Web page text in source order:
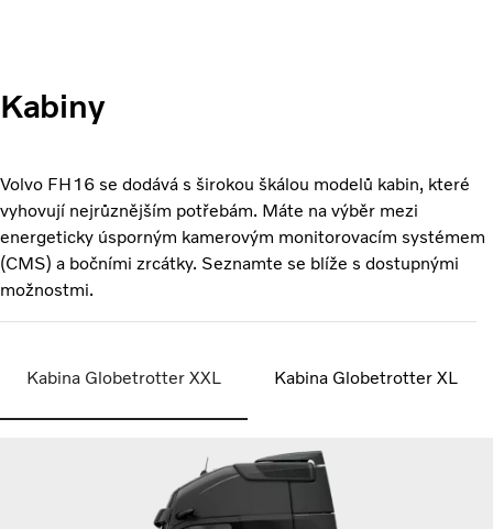
Kabiny
Volvo FH16 se dodává s širokou škálou modelů kabin, které
vyhovují nejrůznějším potřebám. Máte na výběr mezi
energeticky úsporným kamerovým monitorovacím systémem
(CMS) a bočními zrcátky. Seznamte se blíže s dostupnými
možnostmi.
Kabina Globetrotter XXL Kabina Globetrotter XL